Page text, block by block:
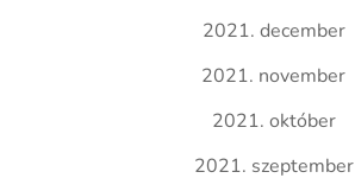
2021. december
2021. november
2021. október
2021. szeptember